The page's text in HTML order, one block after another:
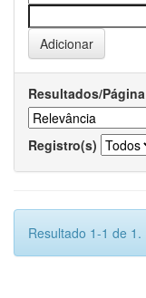
Resultados/Página
Registro(s)
Resultado 1-1 de 1.